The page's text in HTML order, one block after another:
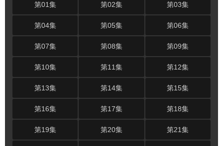
第01集 第02集 第03集
第04集 第05集 第06集
第07集 第08集 第09集
第10集 第11集 第12集
第13集 第14集 第15集
第16集 第17集 第18集
第19集 第20集 第21集